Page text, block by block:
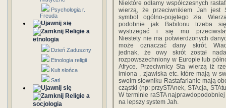
Psychologia r.
Freuda
Religie a
etnologia
Dzień Zaduszny
Etnologia religii
Kult słońca
Sati
Religie a
socjologia
Niektóre odłamy współczesnych
wierzą, że przeciwnikiem Jah jest
symbol ogólno-pojętego zła.
podobnie jak Babilonu trzeba
wystrzegać i się mu
Niestety nie ma potwierdzonych
może oznaczać dany skrót.
jednak, że owy skrót został
rozpowszechniony w Europie lub
Afryce. Przeciwnicy Sta wierzą iż
imiona , zjawiska etc. które mają w
swoim słowniku Rastafarianie mają
cząstki (np: przySTAnek, STAcja,
W terminie raSTA
na lepszy system Jah.